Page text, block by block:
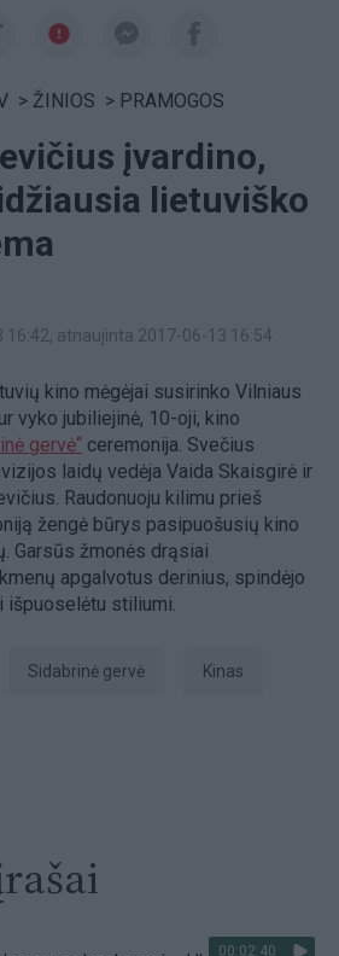
> ŽINIOS > PRAMOGOS
įvardino,
lietuviško
16:42, atnaujinta 2017-06-13 16:54
kino mėgėjai susirinko Vilniaus
vyko jubiliejinė, 10-oji, kino
gervė“ ceremonija. Svečius
laidų vedėja Vaida Skaisgirė ir
Raudonuoju kilimu prieš
žengė būrys pasipuošusių kino
Garsūs žmonės drąsiai
apgalvotus derinius, spindėjo
išpuoselėtu stiliumi.
Sidabrinė gervė Kinas
00:02:40